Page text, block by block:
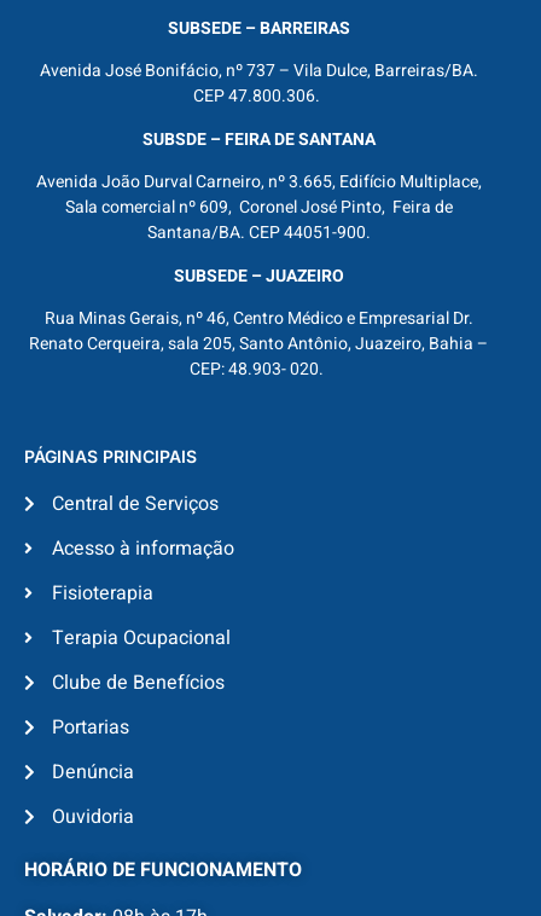
SUBSEDE – BARREIRAS
Avenida José Bonifácio, nº 737 – Vila Dulce, Barreiras/BA.
CEP 47.800.306.
SUBSDE – FEIRA DE SANTANA
Avenida João Durval Carneiro, nº 3.665, Edifício Multiplace,
Sala comercial nº 609, Coronel José Pinto, Feira de
Santana/BA. CEP 44051-900.
SUBSEDE – JUAZEIRO
Rua Minas Gerais, nº 46, Centro Médico e Empresarial Dr.
Renato Cerqueira, sala 205, Santo Antônio, Juazeiro, Bahia –
CEP: 48.903- 020.
PÁGINAS PRINCIPAIS
Central de Serviços
Acesso à informação
Fisioterapia
Terapia Ocupacional
Clube de Benefícios
Portarias
Denúncia
Ouvidoria
HORÁRIO DE FUNCIONAMENTO